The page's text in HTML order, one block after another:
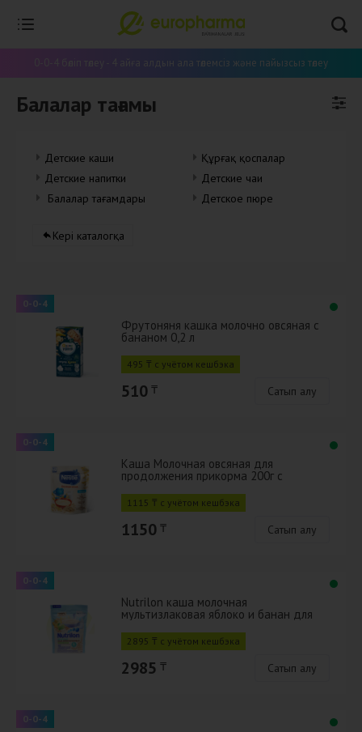
0-0-4 бөліп төлеу - 4 айға алдын ала төлемсіз және пайызсыз төлеу
Балалар тағамы
Детские каши
Детские напитки
Балалар тағамдары
Құрғақ қоспалар
Детские чаи
Детское пюре
Кері каталогқа
0-0-4
Фрутоняня кашка молочно овсяная с
бананом 0,2 л
495 ₸ с учётом кешбэка
510 ₸ Сатып алу
0-0-4
Каша Молочная овсяная для
продолжения прикорма 200г с
1115 ₸ с учётом кешбэка
1150 ₸ Сатып алу
0-0-4
Nutrilon каша молочная
мультизлаковая яблоко и банан для
2895 ₸ с учётом кешбэка
2985 ₸ Сатып алу
0-0-4